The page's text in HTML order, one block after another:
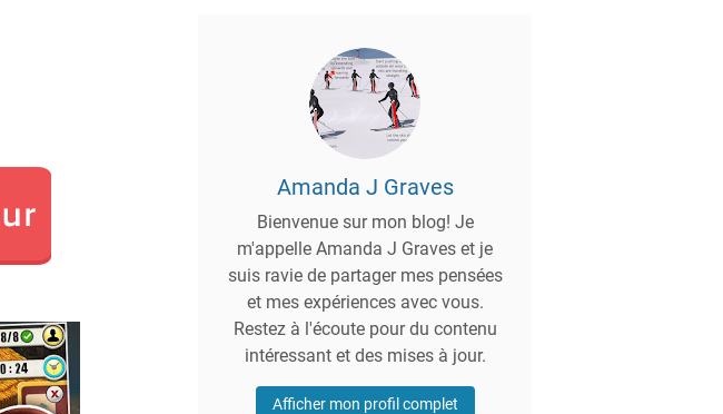
Amanda J Graves
Bienvenue sur mon blog! Je
m'appelle Amanda J Graves et je
suis ravie de partager mes pensées
et mes expériences avec vous.
Restez à l'écoute pour du contenu
intéressant et des mises à jour.
Afficher mon profil complet